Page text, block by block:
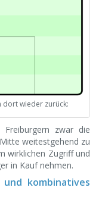
dort wieder zurück:
zwar die
weitestgehend zu
wirklichen Zugriff und
in Kauf nehmen.
kombinatives